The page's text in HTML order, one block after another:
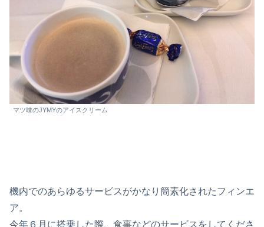
マツ味のJYMYのアイスクリーム
機内でのあらゆるサービスがかなり簡素化されたフィンエ
ア。
今年６月に搭乗した際、食事などのサービスをしてくださ